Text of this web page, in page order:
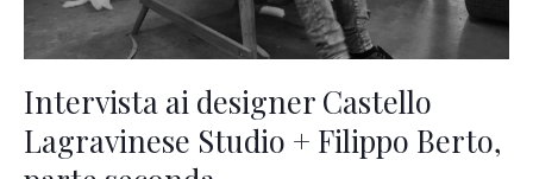
Intervista ai designer Castello
Lagravinese Studio + Filippo Berto,
parte
seconda.